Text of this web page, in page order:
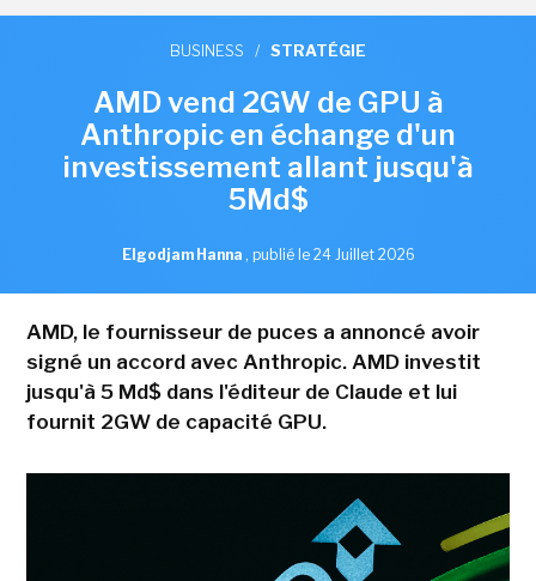
BUSINESS / STRATÉGIE
AMD vend 2GW de GPU à
Anthropic en échange d'un
investissement allant jusqu'à
5Md$
Elgodjam Hanna , publié le 24 Juillet 2026
AMD, le fournisseur de puces a annoncé avoir
signé un accord avec Anthropic. AMD investit
jusqu'à 5 Md$ dans l'éditeur de Claude et lui
fournit 2GW de capacité GPU.